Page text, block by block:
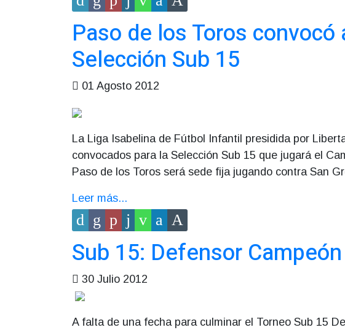
Paso de los Toros
Selección Sub 15
01 Agosto 2012
La Liga Isabelina de Fútbol Infantil presidida por
convocados para la Selección Sub 15 que jugará el
Paso de los Toros será sede fija jugando contra San
Leer más...
Sub 15: Defensor
30 Julio 2012
A falta de una fecha para culminar el Torneo Sub 15